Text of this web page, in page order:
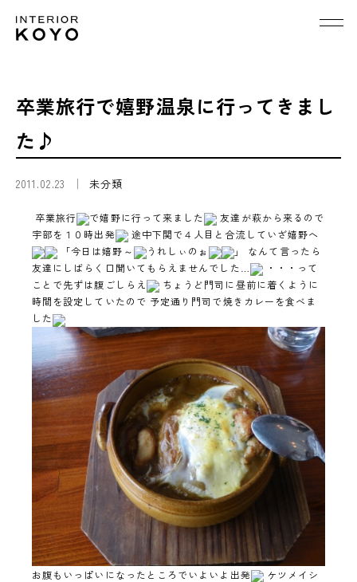
卒業旅行で嬉野温泉に行ってきまし
た♪
2011.02.23 未分類
卒業旅行 で嬉野に行って来ました
友達が萩から来るので
宇部を１０時出発
途中下関で４人目と合流していざ嬉野へ
「今日は嬉野～
うれしぃのぉ
」 なんて言ったら
友達にしばらく口聞いてもらえませんでした…
・・・って
ことで先ずは腹ごしらえ
ちょうど門司に昼前に着くように
時間を設定していたので 予定通り門司で焼きカレーを食べま
した
お腹もいっぱいになったところでいよいよ出発
ケツメイシ